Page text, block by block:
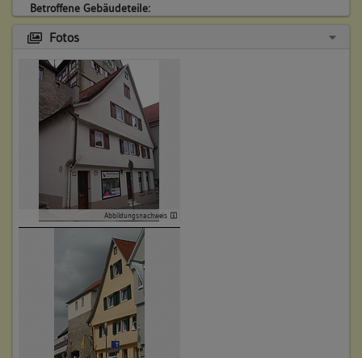
Betroffene Gebäudeteile:
keine
4. Besitzer:in:
(1746 - 1760)
Bemerkung Familie:
Bemerkung Besitz:
Beschreibung:
Beruf / Amt / Titel:
Betroffene Gebäudeteile:
keine
5. Besitzer:in:
Fotos
Abbildungsnachweis